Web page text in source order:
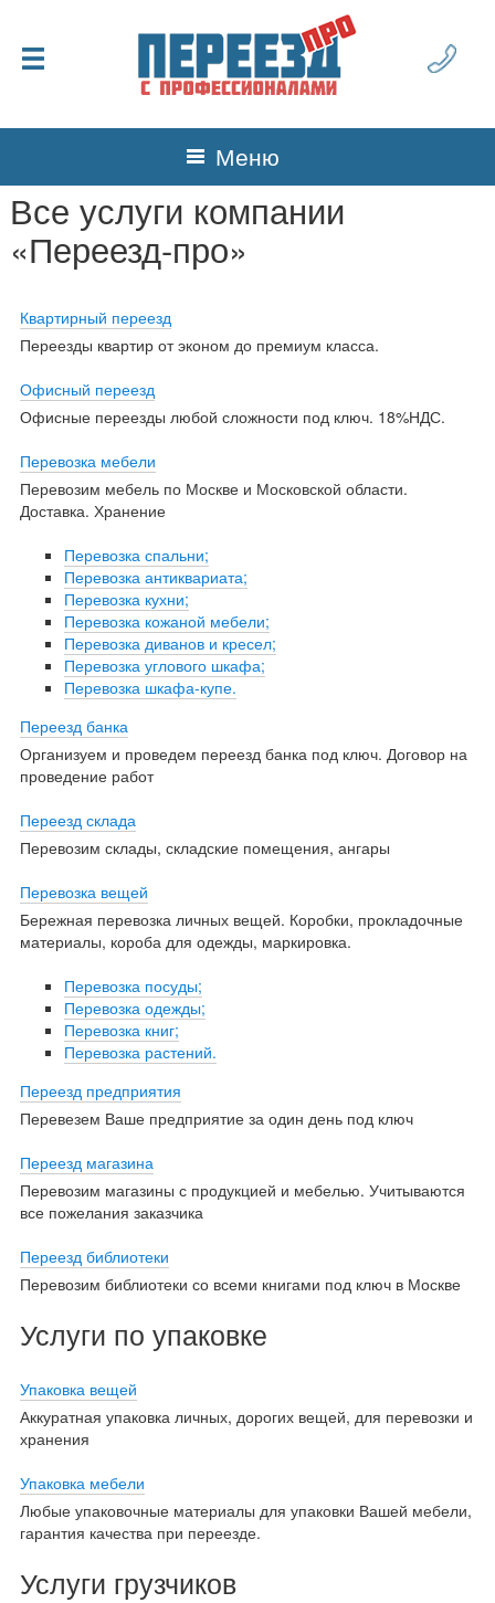
Меню
Все услуги компании
«Переезд-про»
Квартирный переезд
Переезды квартир от эконом до премиум класса.
Офисный переезд
Офисные переезды любой сложности под ключ. 18%НДС.
Перевозка мебели
Перевозим мебель по Москве и Московской области.
Доставка. Хранение
Перевозка спальни;
Перевозка антиквариата;
Перевозка кухни;
Перевозка кожаной мебели;
Перевозка диванов и кресел;
Перевозка углового шкафа;
Перевозка шкафа-купе.
Переезд банка
Организуем и проведем переезд банка под ключ. Договор на
проведение работ
Переезд склада
Перевозим склады, складские помещения, ангары
Перевозка вещей
Бережная перевозка личных вещей. Коробки, прокладочные
материалы, короба для одежды, маркировка.
Перевозка посуды;
Перевозка одежды;
Перевозка книг;
Перевозка растений.
Переезд предприятия
Перевезем Ваше предприятие за один день под ключ
Переезд магазина
Перевозим магазины с продукцией и мебелью. Учитываются
все пожелания заказчика
Переезд библиотеки
Перевозим библиотеки со всеми книгами под ключ в Москве
Услуги по упаковке
Упаковка вещей
Аккуратная упаковка личных, дорогих вещей, для перевозки и
хранения
Упаковка мебели
Любые упаковочные материалы для упаковки Вашей мебели,
гарантия качества при переезде.
Услуги грузчиков